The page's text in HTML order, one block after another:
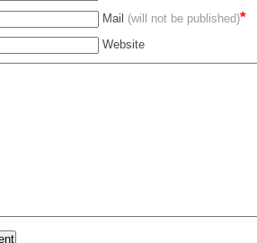
Mail (will not be published)*
Website